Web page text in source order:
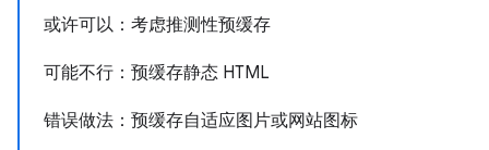
或许可以：考虑推测性预缓存
可能不行：预缓存静态 HTML
错误做法：预缓存自适应图片或网站图标